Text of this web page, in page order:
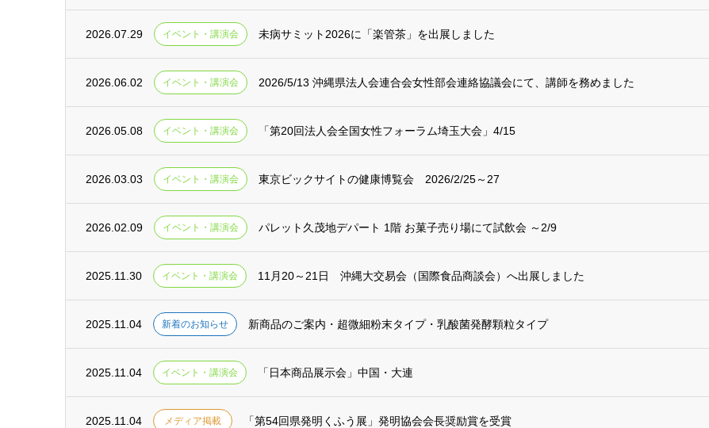
2026.07.29 イベント・講演会 未病サミット2026に「楽管茶」を出展しました
2026.06.02 イベント・講演会 2026/5/13 沖縄県法人会連合会女性部会連絡協議会にて、講師を務めました
2026.05.08 イベント・講演会 「第20回法人会全国女性フォーラム埼玉大会」4/15
2026.03.03 イベント・講演会 東京ビックサイトの健康博覧会 2026/2/25～27
2026.02.09 イベント・講演会 パレット久茂地デパート 1階 お菓子売り場にて試飲会 ～2/9
2025.11.30 イベント・講演会 11月20～21日 沖縄大交易会（国際食品商談会）へ出展しました
2025.11.04 新着のお知らせ 新商品のご案内・超微細粉末タイプ・乳酸菌発酵顆粒タイプ
2025.11.04 イベント・講演会 「日本商品展示会」中国・大連
2025.11.04 メディア掲載 「第54回県発明くふう展」発明協会会長奨励賞を受賞